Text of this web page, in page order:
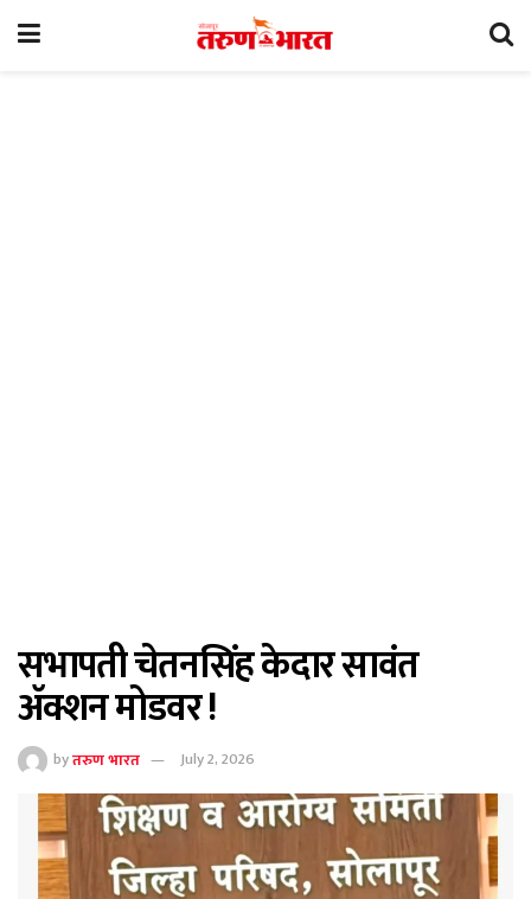
सभापती चेतनसिंह केदार सावंत
ॲक्शन मोडवर !
byतरुण भारत July 2, 2026